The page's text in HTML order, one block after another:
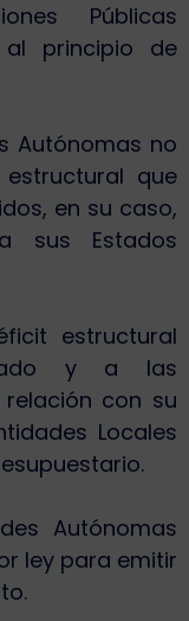
Públicas
al principio de
Autónomas no
que
en su caso,
sus Estados
estructural
y a las
con su
Locales
Autónomas
ley para emitir